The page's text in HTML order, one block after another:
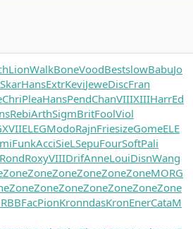
LionWalkBoneVoodBestslowBabuJo
SkarHansExtrKeviJeweDiscFran
ChriPleaHansPendChanVIIIXIIIHarrEd
RebiArthSigmBritFoolViol
XVIIELEGModoRajnFriesizeGomeELE
FunkAcciSieLSepuFourSoftPali
RondRoxyVIIIDrifAnneLouiDisnWang
ZoneZoneZoneZoneZoneZoneMORG
ZoneZoneZoneZoneZoneZoneZone
BFacPionKronndasKronEnerCataM